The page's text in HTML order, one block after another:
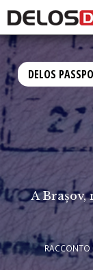
DELOS
A Brașov,